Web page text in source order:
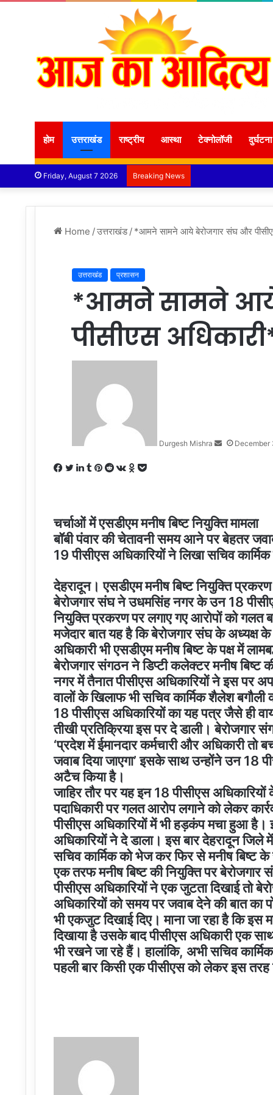
होम उत्तराखंड राष्ट्रीय आस्था टेक्नोलॉजी दुर्घटना
Friday, August 7 2026 Breaking News
Home /उत्तराखंड / *आमने सामने आये बेरोजगार संघ और
उत्तराखंड प्रशासन
*आमने सामने आये
पीसीएस
Durgesh Mishra December
Facebook
Twitter
LinkedIn
Tumblr
Pinterest
RedditVKontakte
Odnoklassniki
Pocket
चर्चाओं में एसडीएम मनीष बिष्ट नियुक्ति मामला
बॉबी पंवार की चेतावनी समय आने पर बेहतर
19 पीसीएस अधिकारियों ने लिखा सचिव
देहरादून। एसडीएम मनीष बिष्ट नियुक्ति
बेरोजगार संघ ने उधमसिंह नगर के उन 18
नियुक्ति प्रकरण पर लगाए गए आरोपों को गलत
मजेदार बात यह है कि बेरोजगार संघ के अध्यक्ष
अधिकारी भी एसडीएम मनीष बिष्ट के पक्ष में
बेरोजगार संगठन ने डिप्टी कलेक्टर मनीष बिष्ट
नगर में तैनात पीसीएस अधिकारियों ने इस पर
वालों के खिलाफ भी सचिव कार्मिक शैलेश
18 पीसीएस अधिकारियों का यह पत्र जैसे ही
तीखी प्रतिक्रिया इस पर दे डाली। बेरोजगार
‘प्रदेश में ईमानदार कर्मचारी और अधिकारी
जवाब दिया जाएगा’ इसके साथ उन्होंने उन 18
अटैच किया है।
जाहिर तौर पर यह इन 18 पीसीएस
पदाधिकारी पर गलत आरोप लगाने को लेकर
पीसीएस अधिकारियों में भी हड़कंप मचा हुआ है।
अधिकारियों ने दे डाला। इस बार देहरादून
सचिव कार्मिक को भेज कर फिर से मनीष बिष्ट
एक तरफ मनीष बिष्ट की नियुक्ति पर
पीसीएस अधिकारियों ने एक जुटता दिखाई तो
अधिकारियों को समय पर जवाब देने की बात
भी एकजुट दिखाई दिए। माना जा रहा है कि
दिखाया है उसके बाद पीसीएस अधिकारी एक
भी रखने जा रहे हैं। हालांकि, अभी सचिव
पहली बार किसी एक पीसीएस को लेकर इस